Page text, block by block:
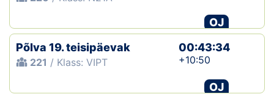
OJ
Põlva 19. teisipäevak
221 / Klass: VIPT
00:43:34
+10:50
OJ